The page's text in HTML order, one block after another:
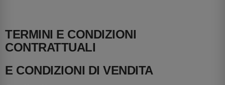
TERMINI E CONDIZIONI
CONTRATTUALI
E CONDIZIONI DI VENDITA